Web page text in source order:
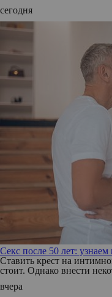
сегодня
Секс после 50 лет:
Ставить крест на
стоит. Однако внести
вчера